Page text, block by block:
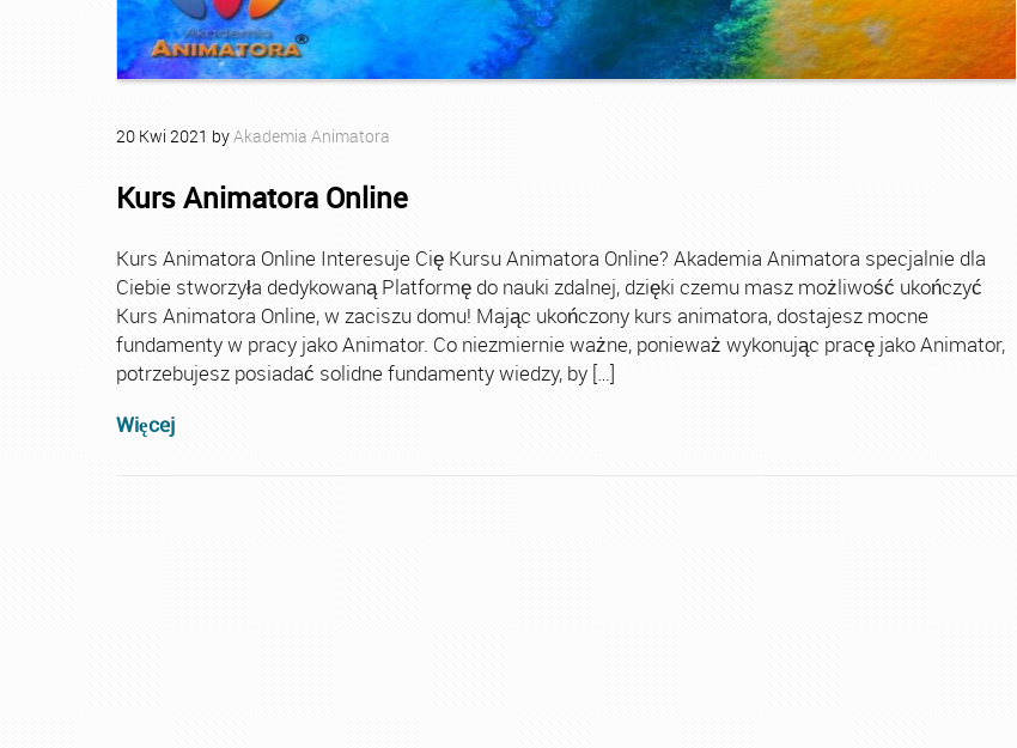
20 Kwi 2021 byAkademia Animatora
Kurs Animatora Online
Kurs Animatora Online Interesuje Cię Kursu Animatora Online? Akademia Animatora specjalnie dla
Ciebie stworzyła dedykowaną Platformę do nauki zdalnej, dzięki czemu masz możliwość ukończyć
Kurs Animatora Online, w zaciszu domu! Mając ukończony kurs animatora, dostajesz mocne
fundamenty w pracy jako Animator. Co niezmiernie ważne, ponieważ wykonując pracę jako Animator,
potrzebujesz posiadać solidne fundamenty wiedzy, by […]
Więcej